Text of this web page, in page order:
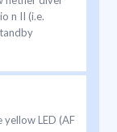
n II (i.e.
yellow LED (AF